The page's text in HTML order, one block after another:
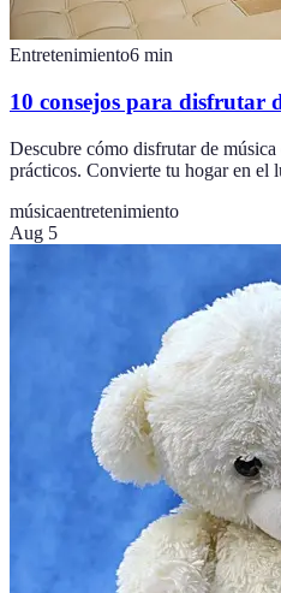
Entretenimiento6 min
10 consejos para disfrutar
Descubre cómo disfrutar de música
prácticos. Convierte tu hogar en el
músicaentretenimiento
Aug 5